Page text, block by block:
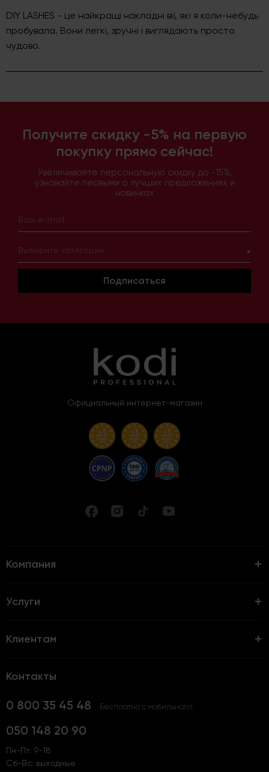
DIY LASHES - це найкращі накладні вії, які я коли-небудь
пробувала. Вони легкі, зручні і виглядають просто
чудово.
Получите скидку -5% на первую
покупку прямо сейчас!
Увеличивайте персональную скидку до -15%,
узнавайте первыми о лучших предложениях и
новинках
Выберите категории
Подписаться
Официальный интернет-магазин
Компания
Услуги
Клиентам
Контакты
0 800 35 45 48 Бесплатно с мобильного!
050 148 20 90
Пн-Пт: 9-18
Сб-Вс: выходные